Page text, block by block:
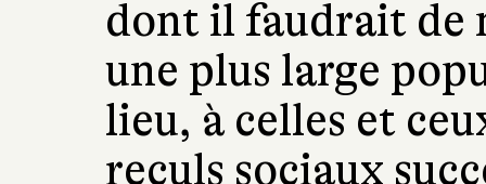
dont il faudrait de
une plus large
lieu, à celles et
reculs sociaux